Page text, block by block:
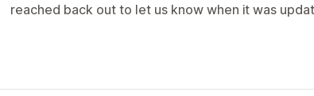
reached back out to let us know when it was